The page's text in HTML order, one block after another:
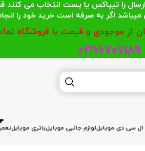
ال سی دی موبایللوازم جانبی موبایلباتری موبایل
از 200 هزار تومان میباشد و روش ارسال را تیپاکس یا
از موجودی و قیمت با فروشگاه
02166707189